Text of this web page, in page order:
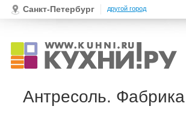
Санкт-Петербург другой город
Антресоль.